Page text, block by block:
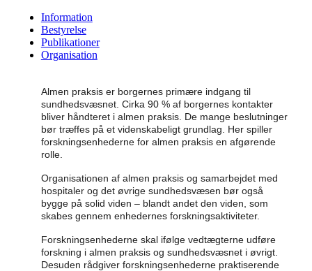
Information
Bestyrelse
Publikationer
Organisation
Almen praksis er borgernes primære indgang til
sundhedsvæsnet. Cirka 90 % af borgernes kontakter
bliver håndteret i almen praksis. De mange beslutninger
bør træffes på et viden­skabeligt grundlag. Her spiller
forskningsenhederne for almen praksis en afgørende
rolle.
Organisationen af almen praksis og samarbejdet med
hospitaler og det øvrige sundheds­væsen bør også
bygge på solid viden – blandt andet den viden, som
skabes gennem enhedernes forsknings­aktiviteter.
Forskningsenhederne skal ifølge vedtægterne udføre
forskning i almen praksis og sundheds­væsnet i øvrigt.
Desuden rådgiver forskningsenhederne praktiserende